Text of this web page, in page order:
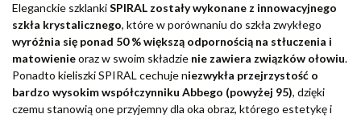
Eleganckie szklankiSPIRAL zostały wykonane z innowacyjnego
szkła krystalicznego, które w porównaniu do szkła zwykłego
wyróżnia się ponad 50 % większą odpornością na stłuczenia i
matowienieoraz w swoim składzie nie zawiera związków ołowiu.
Ponadto kieliszki SPIRAL cechuje niezwykła przejrzystość o
bardzo wysokim współczynniku Abbego (powyżej 95), dzięki
czemu stanowią one przyjemny dla oka obraz, którego estetykę i